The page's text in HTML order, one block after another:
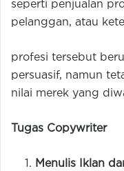
seperti penjualan
pelanggan, atau
profesi tersebut
persuasif, namun
nilai merek yang
Tugas Copywriter
Menulis Iklan